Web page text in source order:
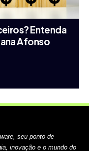
Entenda
Afonso
seu ponto de
inovação e o mundo do